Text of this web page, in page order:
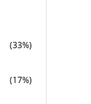
(33%)
(17%)